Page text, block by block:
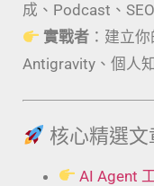
成、Podcast、SEO
實戰者 ：建立
Antigravity、個人
核心精選文
AI Agent